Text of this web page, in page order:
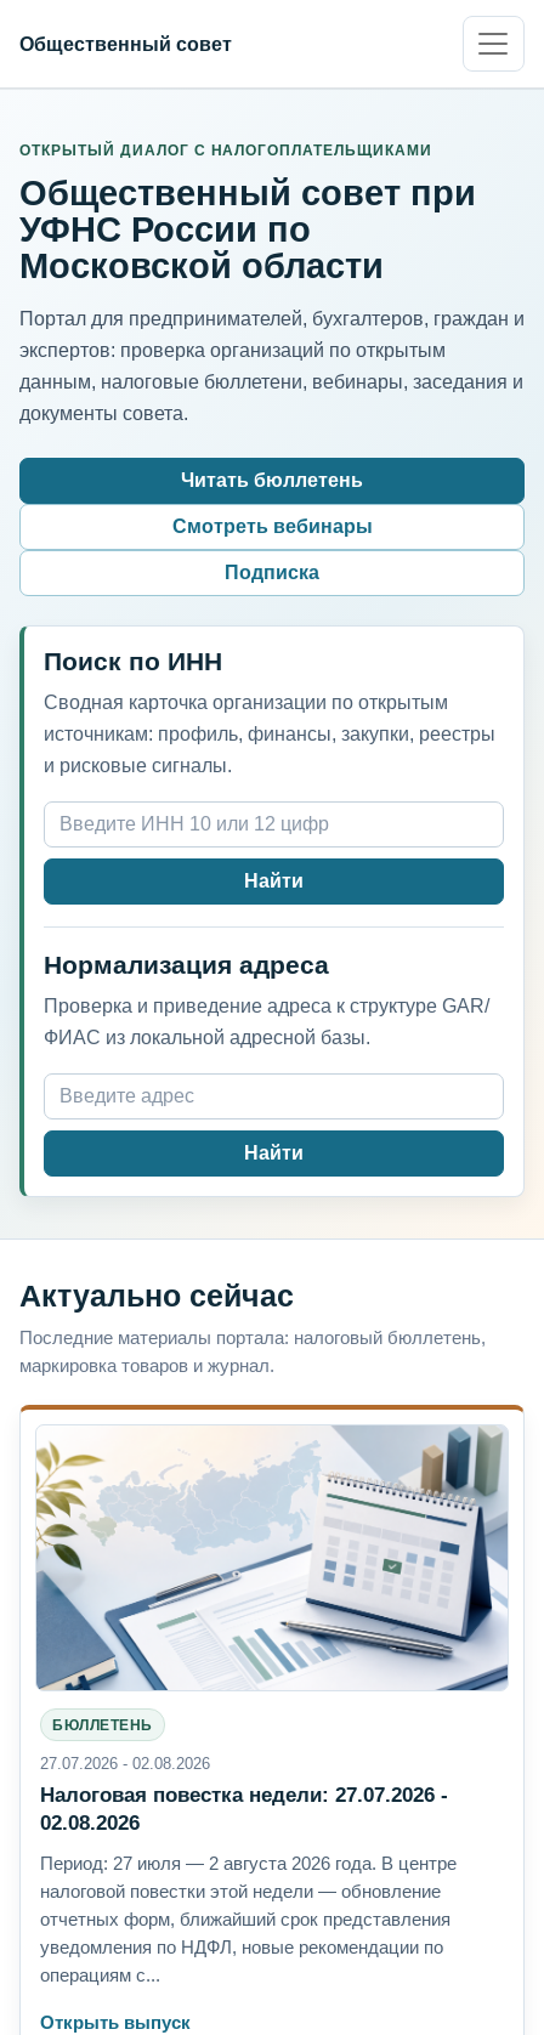
Общественный совет
ОТКРЫТЫЙ ДИАЛОГ С НАЛОГОПЛАТЕЛЬЩИКАМИ
Общественный совет при
УФНС России по
Московской области
Портал для предпринимателей, бухгалтеров, граждан и
экспертов: проверка организаций по открытым
данным, налоговые бюллетени, вебинары, заседания и
документы совета.
Читать бюллетень
Смотреть вебинары
Подписка
Поиск по ИНН
Сводная карточка организации по открытым
источникам: профиль, финансы, закупки, реестры
и рисковые сигналы.
ИНН организации
Найти
Нормализация адреса
Проверка и приведение адреса к структуре GAR/
ФИАС из локальной адресной базы.
Адрес для нормализации
Найти
Актуально сейчас
Последние материалы портала: налоговый бюллетень,
маркировка товаров и журнал.
БЮЛЛЕТЕНЬ
27.07.2026 - 02.08.2026
Налоговая повестка недели: 27.07.2026 -
02.08.2026
Период: 27 июля — 2 августа 2026 года. В центре
налоговой повестки этой недели — обновление
отчетных форм, ближайший срок представления
уведомления по НДФЛ, новые рекомендации по
операциям с...
Открыть выпуск